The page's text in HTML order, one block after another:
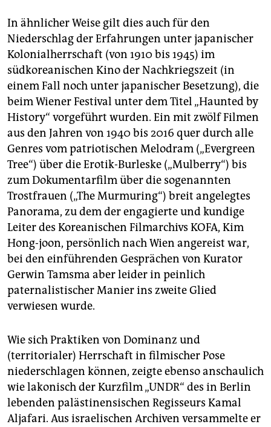
In ähnlicher Weise gilt dies auch für den
Niederschlag der Erfahrungen unter japanischer
Kolonialherrschaft (von 1910 bis 1945) im
südkoreanischen Kino der Nachkriegszeit (in
einem Fall noch unter japanischer Besetzung), die
beim Wiener Festival unter dem Titel „Haunted by
History“ vorgeführt wurden. Ein mit zwölf Filmen
aus den Jahren von 1940 bis 2016 quer durch alle
Genres vom patriotischen Melodram („Evergreen
Tree“) über die Erotik-Burleske („Mulberry“) bis
zum Dokumentarfilm über die sogenannten
Trostfrauen („The Murmuring“) breit angelegtes
Panorama, zu dem der engagierte und kundige
Leiter des Koreanischen Filmarchivs KOFA, Kim
Hong-joon, persönlich nach Wien angereist war,
bei den einführenden Gesprächen von Kurator
Gerwin Tamsma aber leider in peinlich
paternalistischer Manier ins zweite Glied
verwiesen wurde.
Wie sich Praktiken von Dominanz und
(territorialer) Herrschaft in filmischer Pose
niederschlagen können, zeigte ebenso anschaulich
wie lakonisch der Kurzfilm „UNDR“ des in Berlin
lebenden palästinensischen Regisseurs Kamal
Aljafari. Aus israelischen Archiven versammelte er